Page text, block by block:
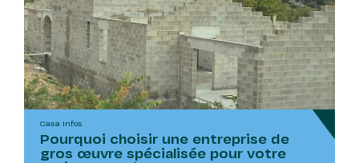
Casa Infos
Pourquoi choisir une entreprise de
gros œuvre spécialisée pour votre